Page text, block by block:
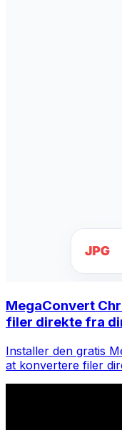
MegaConvert
filer direkte fra
Installer den gratis
at konvertere filer